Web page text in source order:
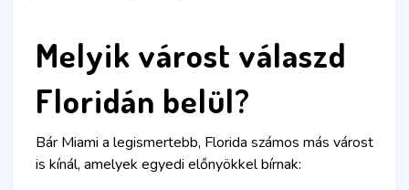
Melyik várost válaszd
Floridán belül?
Bár Miami a legismertebb, Florida számos más várost
is kínál, amelyek egyedi előnyökkel bírnak: